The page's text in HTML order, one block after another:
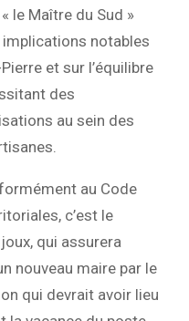
le Maître du Sud »
notables
et sur l’équilibre
des
au sein des
au Code
c’est le
qui assurera
nouveau maire par le
qui devrait avoir lieu